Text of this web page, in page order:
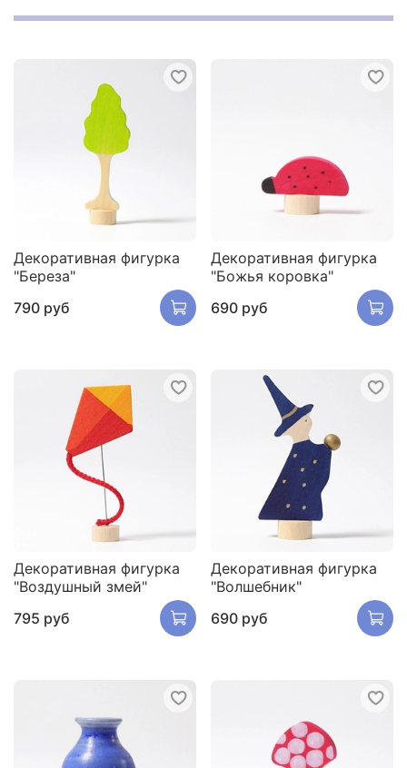
Декоративная фигурка
"Береза"
790 руб
Декоративная фигурка
"Божья коровка"
690 руб
Декоративная фигурка
"Воздушный змей"
795 руб
Декоративная фигурка
"Волшебник"
690 руб